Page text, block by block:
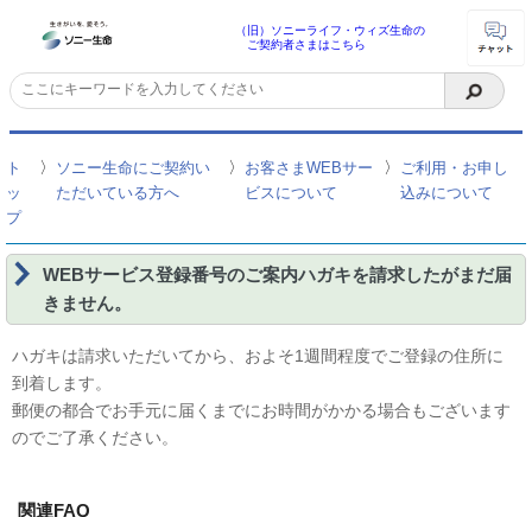
（旧）ソニーライフ・ウィズ生命の
ご契約者さまはこちら
ト
ッ
プ
〉
ソニー生命にご契約い
ただいている方へ
〉
お客さまWEBサー
ビスについて
〉
ご利用・お申し
込みについて
WEBサービス登録番号のご案内ハガキを請求したがまだ届
きません。
ハガキは請求いただいてから、およそ1週間程度でご登録の住所に
到着します。
郵便の都合でお手元に届くまでにお時間がかかる場合もございます
のでご了承ください。
関連FAQ